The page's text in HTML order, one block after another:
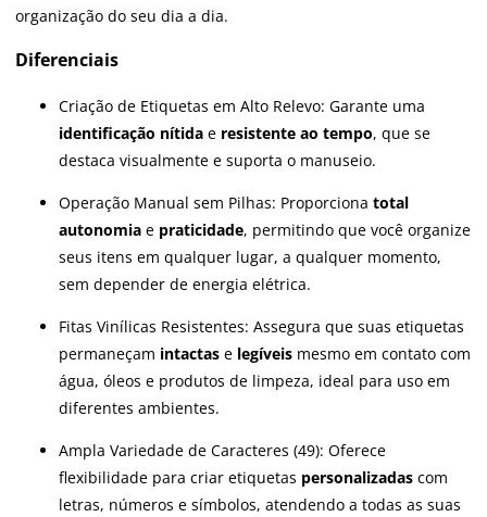
organização do seu dia a dia.
Diferenciais
Criação de Etiquetas em Alto Relevo: Garante uma
identificação nítida e resistente ao tempo, que se
destaca visualmente e suporta o manuseio.
Operação Manual sem Pilhas: Proporciona total
autonomia e praticidade, permitindo que você organize
seus itens em qualquer lugar, a qualquer momento,
sem depender de energia elétrica.
Fitas Vinílicas Resistentes: Assegura que suas etiquetas
permaneçam intactas e legíveis mesmo em contato com
água, óleos e produtos de limpeza, ideal para uso em
diferentes ambientes.
Ampla Variedade de Caracteres (49): Oferece
flexibilidade para criar etiquetas personalizadas com
letras, números e símbolos, atendendo a todas as suas